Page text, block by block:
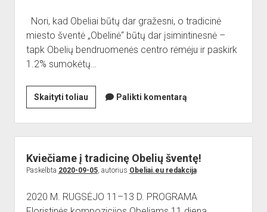
Nori, kad Obeliai būtų dar gražesni, o tradicinė
miesto šventė „Obelinė“ būtų dar įsimintinesnė –
tapk Obelių bendruomenės centro rėmėju ir paskirk
1.2% sumokėtų…
Skaityti toliauSkirkite
savo
GPM
dalį
Obelių
bendruomenės
Palikti komentarą
Kviečiame į tradicinę Obelių šventę!
Paskelbta 2020-09-05, autorius Obeliai.eu redakcija
2020 M. RUGSĖJO 11–13 D. PROGRAMA